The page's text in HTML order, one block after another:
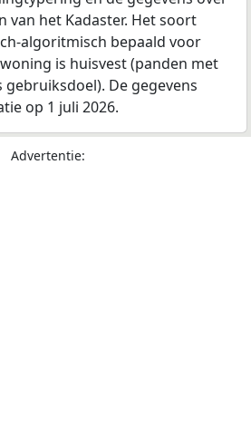
van het Kadaster. Het soort
algoritmisch bepaald voor
is huisvest (panden met
De gegevens
op 1 juli 2026.
Advertentie: